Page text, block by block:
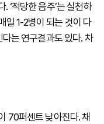
‘적당한 음주’는 실천하
일 1-2병이 되는 것이 다
는 연구결과도 있다. 차
70퍼센트 낮아진다. 채